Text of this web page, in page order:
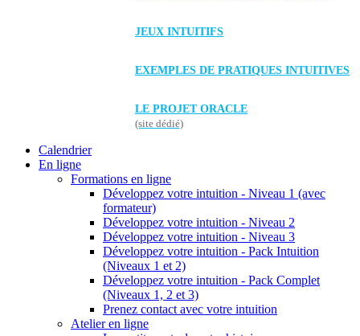
JEUX INTUITIFS
EXEMPLES DE PRATIQUES INTUITIVES
LE PROJET ORACLE
(site dédié)
Calendrier
En ligne
Formations en ligne
Développez votre intuition - Niveau 1 (avec
formateur)
Développez votre intuition - Niveau 2
Développez votre intuition - Niveau 3
Développez votre intuition - Pack Intuition
(Niveaux 1 et 2)
Développez votre intuition - Pack Complet
(Niveaux 1, 2 et 3)
Prenez contact avec votre intuition
Atelier en ligne